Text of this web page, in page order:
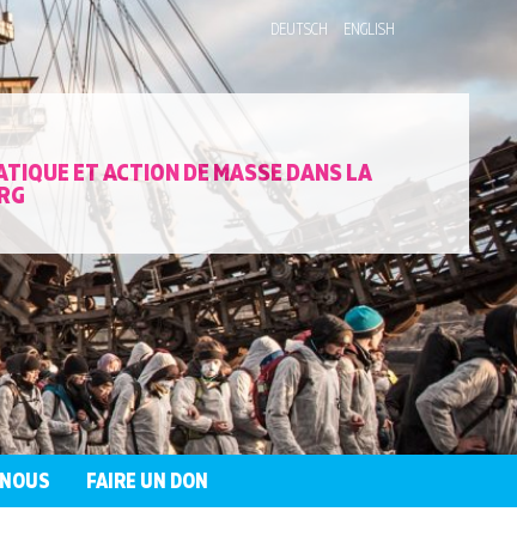
DEUTSCH ENGLISH
ET ACTION DE MASSE DANS LA
FAIRE UN DON